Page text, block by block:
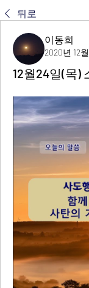
뒤로
이동희
2020년 12
12월24일(목)